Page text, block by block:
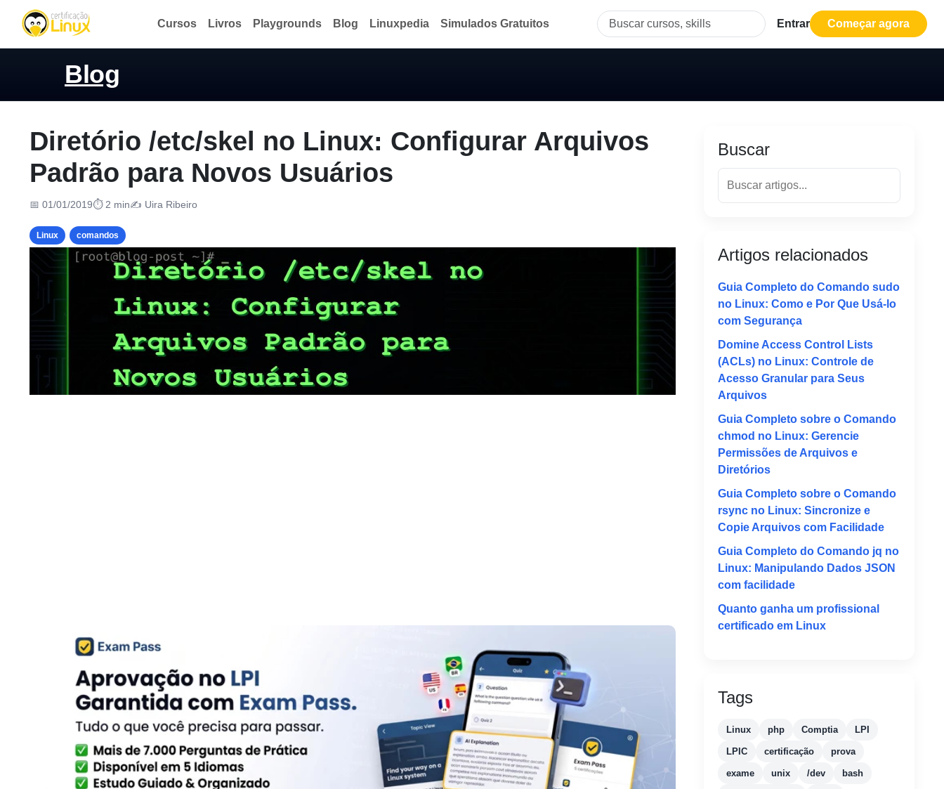
Cursos Livros Playgrounds Blog Linuxpedia Simulados Gratuitos Entrar Começar agora
Blog
Diretório /etc/skel no Linux: Configurar Arquivos
Padrão para Novos Usuários
📅 01/01/2019⏱ 2 min✍️ Uira Ribeiro
Linux comandos
Buscar
Artigos relacionados
Guia Completo do Comando sudo
no Linux: Como e Por Que Usá-lo
com Segurança
Domine Access Control Lists
(ACLs) no Linux: Controle de
Acesso Granular para Seus
Arquivos
Guia Completo sobre o Comando
chmod no Linux: Gerencie
Permissões de Arquivos e
Diretórios
Guia Completo sobre o Comando
rsync no Linux: Sincronize e
Copie Arquivos com Facilidade
Guia Completo do Comando jq no
Linux: Manipulando Dados JSON
com facilidade
Quanto ganha um profissional
certificado em Linux
Tags
Linux php Comptia LPI
LPIC certificação prova
exame unix /dev bash